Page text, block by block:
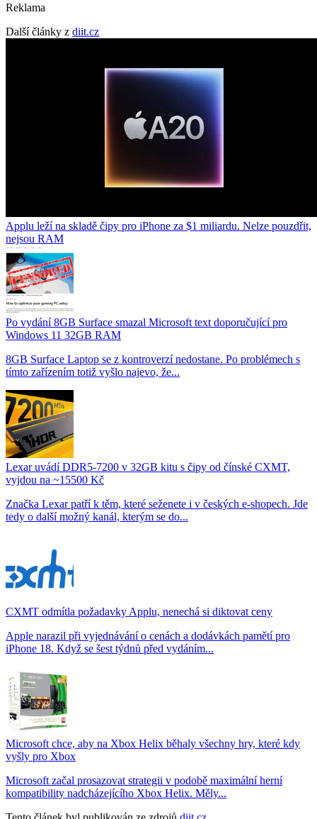
Reklama
Další články z diit.cz
Applu leží na skladě čipy pro iPhone za $1 miliardu. Nelze pouzdřit,
nejsou RAM
Po vydání 8GB Surface smazal Microsoft text doporučující pro
Windows 11 32GB RAM
8GB Surface Laptop se z kontroverzí nedostane. Po problémech s
tímto zařízením totiž vyšlo najevo, že...
Lexar uvádí DDR5-7200 v 32GB kitu s čipy od čínské CXMT,
vyjdou na ~15500 Kč
Značka Lexar patří k těm, které seženete i v českých e-shopech. Jde
tedy o další možný kanál, kterým se do...
CXMT odmítla požadavky Applu, nenechá si diktovat ceny
Apple narazil při vyjednávání o cenách a dodávkách pamětí pro
iPhone 18. Když se šest týdnů před vydáním...
Microsoft chce, aby na Xbox Helix běhaly všechny hry, které kdy
vyšly pro Xbox
Microsoft začal prosazovat strategii v podobě maximální herní
kompatibility nadcházejícího Xbox Helix. Měly...